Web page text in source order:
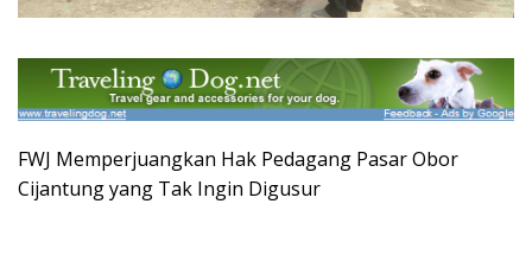
FWJ Memperjuangkan Hak Pedagang Pasar Obor
Cijantung yang Tak Ingin Digusur